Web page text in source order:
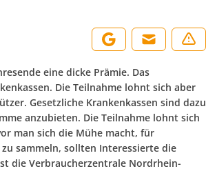
eine dicke Prämie. Das
Die Teilnahme lohnt sich aber
Gesetzliche Krankenkassen sind dazu
anzubieten. Die Teilnahme lohnt sich
man sich die Mühe macht, für
sammeln, sollten Interessierte die
die Verbraucherzentrale Nordrhein-